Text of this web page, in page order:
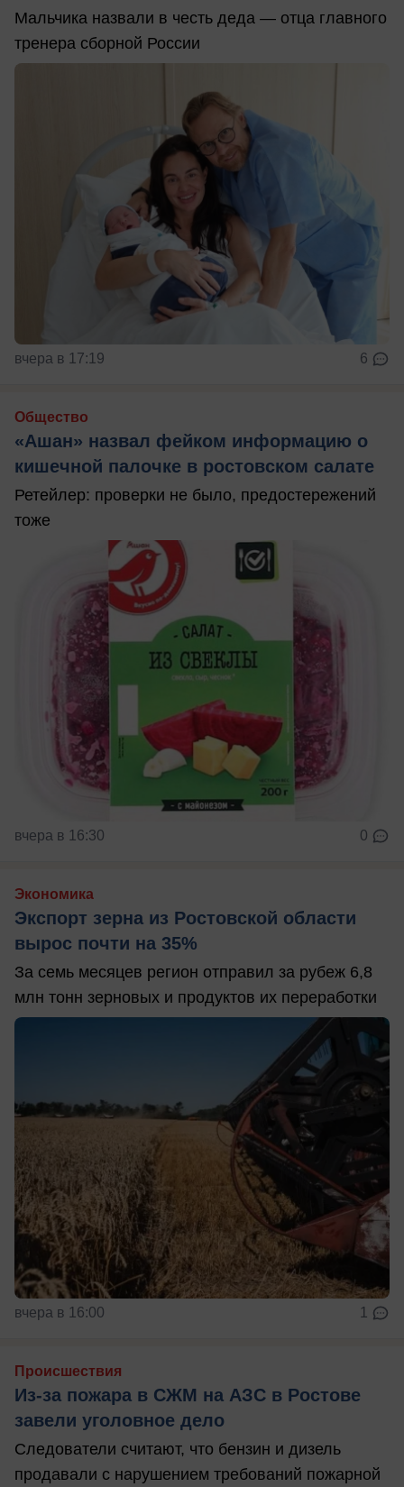
Мальчика назвали в честь деда — отца главного
тренера сборной России
вчера в 17:19 6
Общество
«Ашан» назвал фейком информацию о
кишечной палочке в ростовском салате
Ретейлер: проверки не было, предостережений
тоже
вчера в 16:30 0
Экономика
Экспорт зерна из Ростовской области
вырос почти на 35%
За семь месяцев регион отправил за рубеж 6,8
млн тонн зерновых и продуктов их переработки
вчера в 16:00 1
Происшествия
Из-за пожара в СЖМ на АЗС в Ростове
завели уголовное дело
Следователи считают, что бензин и дизель
продавали с нарушением требований пожарной